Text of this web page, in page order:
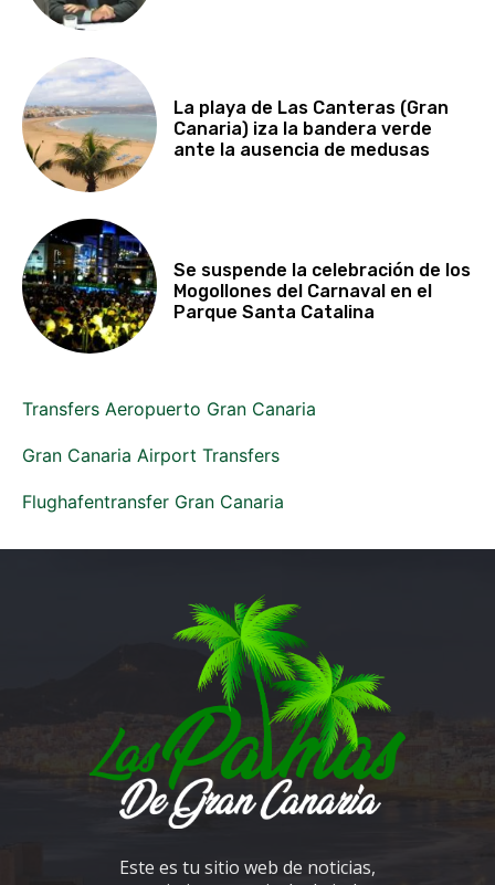
La playa de Las Canteras (Gran
Canaria) iza la bandera verde
ante la ausencia de medusas
Se suspende la celebración de los
Mogollones del Carnaval en el
Parque Santa Catalina
Transfers Aeropuerto Gran Canaria
Gran Canaria Airport Transfers
Flughafentransfer Gran Canaria
Este es tu sitio web de noticias,